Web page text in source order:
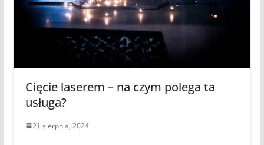
Cięcie laserem – na czym polega ta
usługa?
21 sierpnia, 2024